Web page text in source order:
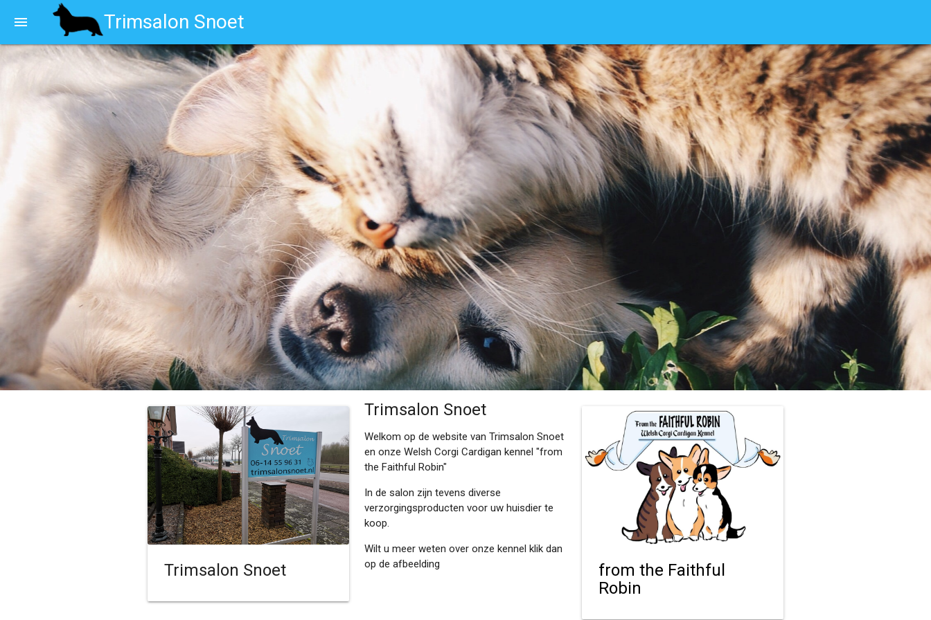
Trimsalon Snoet
menu
Trimsalon Snoet
Trimsalon Snoet
Welkom op de website van Trimsalon Snoet
en onze Welsh Corgi Cardigan kennel "from
the Faithful Robin"
In de salon zijn tevens diverse
verzorgingsproducten voor uw huisdier te
koop.
Wilt u meer weten over onze kennel klik dan
op de afbeelding
from the Faithful
Robin